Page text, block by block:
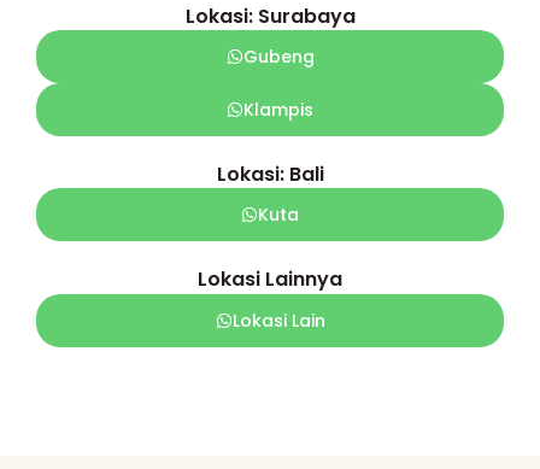
Lokasi: Surabaya
Gubeng
Klampis
Lokasi: Bali
Kuta
Lokasi Lainnya
Lokasi Lain